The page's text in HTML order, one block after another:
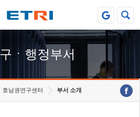
ㆍ행정부서
호남권연구센터 부서 소개